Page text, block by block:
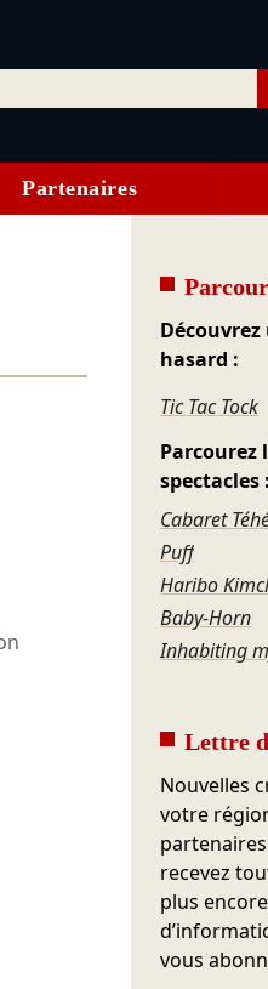
Partenaires
hasard :
Tic Tac Tock
Parcourez
spectacles :
Cabaret
Puff
Haribo
Baby-Horn
Inhabiting
Lettre
Nouvelles
votre
recevez
plus
vous